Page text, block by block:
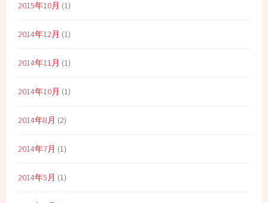
2015年10月 (1)
2014年12月 (1)
2014年11月 (1)
2014年10月 (1)
2014年8月 (2)
2014年7月 (1)
2014年5月 (1)